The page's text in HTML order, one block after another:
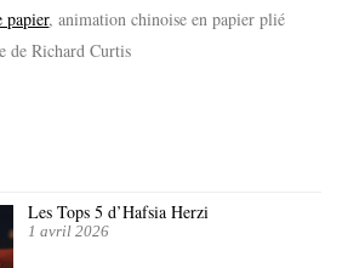
papier, animation chinoise en papier plié
de Richard Curtis
Les Tops 5 d’Hafsia Herzi
1 avril 2026